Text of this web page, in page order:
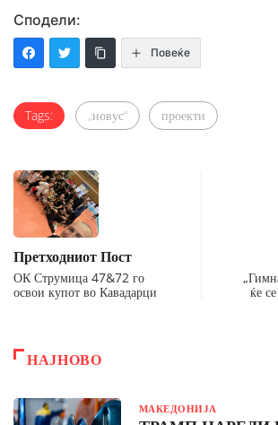
Сподели:
Повеќе
Tags: „новус“ проекти
Претходниот Пост
ОК Струмица 47&72 го
освои купот во Кавадарци
ќе
НАЈНОВО
МАКЕДОНИЈА